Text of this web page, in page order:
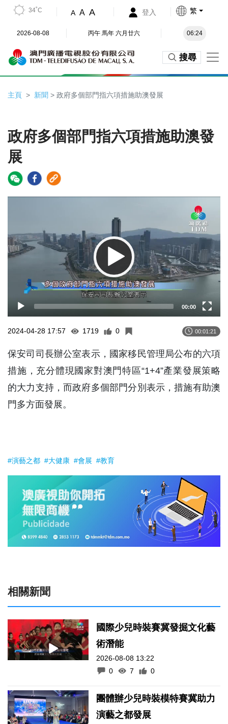
34˚C A A A 登入 繁
2026-08-08 丙午 馬年 六月廿六 06:24
搜尋
主頁 新聞 > 政府多個部門指六項措施助澳發展
政府多個部門指六項措施助澳發
展
00:00
2024-04-28 17:57 1719 0 00:01:21
保安司司長辦公室表示，國家移民管理局公布的六項
措施，充分體現國家對澳門特區“1+4”產業發展策略
的大力支持，而政府多個部門分別表示，措施有助澳
門多方面發展。
#演藝之都 #大健康 #會展 #教育
相關新聞
國際少兒時裝賽冀發掘文化藝
術潛能
2026-08-08 13:22
0
7 0
團體辦少兒時裝模特賽冀助力
演藝之都發展